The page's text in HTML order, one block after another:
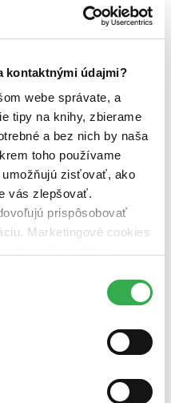
kontaktnými údajmi?
webe správate, a
tipy na knihy, zbierame
a bez nich by naša
toho používame
zisťovať, ako
vás zlepšovať.
prispôsobovať
Marketingové cookies
používať všetky tieto
Yourself1
CD 1